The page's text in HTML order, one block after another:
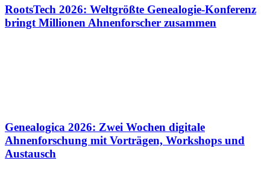
RootsTech 2026: Weltgrößte Genealogie-Konferenz
bringt Millionen Ahnenforscher zusammen
Genealogica 2026: Zwei Wochen digitale
Ahnenforschung mit Vorträgen, Workshops und
Austausch